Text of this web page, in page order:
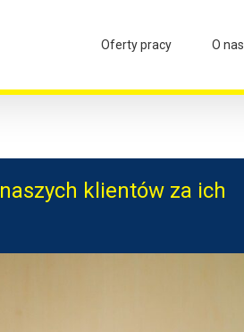
Oferty pracy O nas
klientów za ich